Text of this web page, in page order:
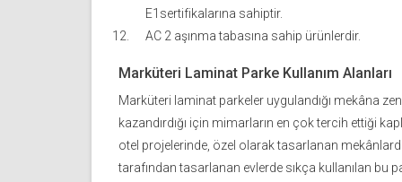
E1sertifikalarına sahiptir.
AC 2 aşınma tabasına sahip ürünlerdir.
Marküteri Laminat Parke Kullanım Alanları
Marküteri laminat parkeler uygulandığı mekâna
kazandırdığı için mimarların en çok tercih ettiği
otel projelerinde, özel olarak tasarlanan
tarafından tasarlanan evlerde sıkça kullanılan bu